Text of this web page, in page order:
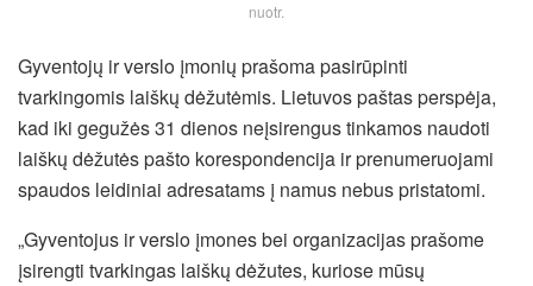
nuotr.
Gyventojų ir verslo įmonių prašoma pasirūpinti
tvarkingomis laiškų dėžutėmis. Lietuvos paštas perspėja,
kad iki gegužės 31 dienos neįsirengus tinkamos naudoti
laiškų dėžutės pašto korespondencija ir prenumeruojami
spaudos leidiniai adresatams į namus nebus pristatomi.
„Gyventojus ir verslo įmones bei organizacijas prašome
įsirengti tvarkingas laiškų dėžutes, kuriose mūsų